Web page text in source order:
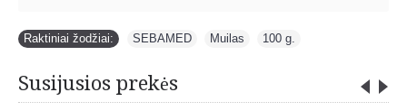
Raktiniai žodžiai: SEBAMED Muilas 100 g.
Susijusios prekės